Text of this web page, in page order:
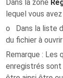
Dans la zone
lequel vous
o Dans la liste
du fichier à
Remarque : Les
enregistrés sont